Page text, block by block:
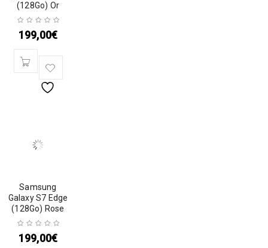
(128Go) Or
199,00€
Samsung
Galaxy S7 Edge
(128Go) Rose
199,00€